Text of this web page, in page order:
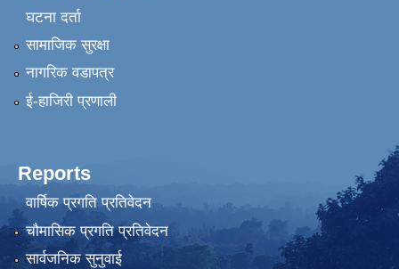
घटना दर्ता
सामाजिक सुरक्षा
नागरिक वडापत्र
ई-हाजिरी प्रणाली
Reports
वार्षिक प्रगति प्रतिवेदन
चौमासिक प्रगति प्रतिवेदन
सार्वजनिक सुनुवाई